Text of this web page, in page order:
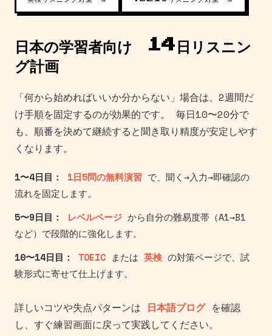
日本の学習者向け 14日リスニン
グ計画
「何から始めればいいか分からない」場合は、2週間だ
け手順を固定するのが効果的です。 毎日10〜20分で
も、順番を決めて継続すると聞き取り精度が安定しやす
くなります。
1〜4日目： 1日5問の無料演習 で、聞く→入力→即確認の
流れを固定します。
5〜9日目：
レベルページ から自分の難易度帯（A1→B1
など）で段階的に強化します。
10〜14日目：
TOEIC または 英検 の対策ページで、試
験形式に寄せて仕上げます。
詳しいコツや失点パターンは 日本語ブログ を確認
し、すぐ練習画面に戻って実践してください。